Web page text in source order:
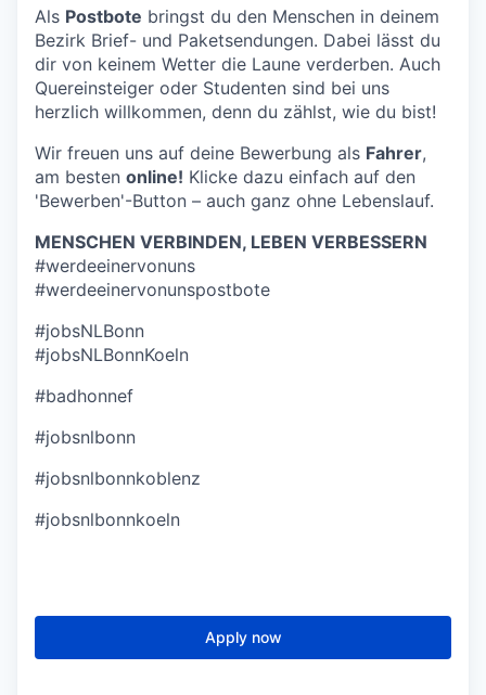
Als Postbote bringst du den Menschen in deinem
Bezirk Brief- und Paketsendungen. Dabei lässt du
dir von keinem Wetter die Laune verderben. Auch
Quereinsteiger oder Studenten sind bei uns
herzlich willkommen, denn du zählst, wie du bist!
Wir freuen uns auf deine Bewerbung als Fahrer,
am besten online! Klicke dazu einfach auf den
'Bewerben'-Button – auch ganz ohne Lebenslauf.
MENSCHEN VERBINDEN, LEBEN VERBESSERN
#werdeeinervonuns
#werdeeinervonunspostbote
#jobsNLBonn
#jobsNLBonnKoeln
#badhonnef
#jobsnlbonn
#jobsnlbonnkoblenz
#jobsnlbonnkoeln
Apply now